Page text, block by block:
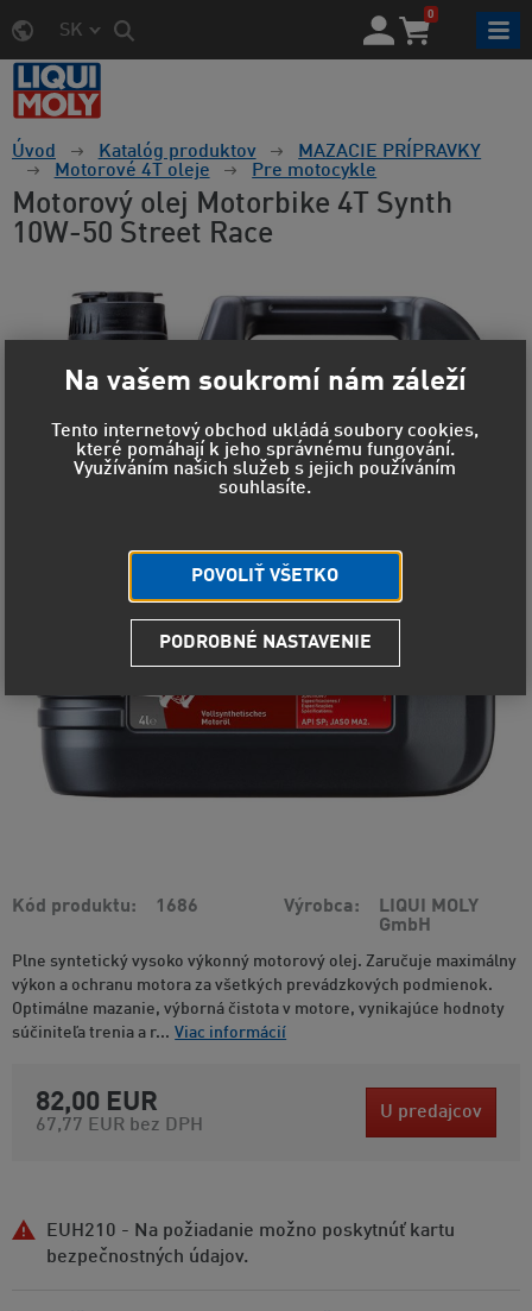
SK
0
Úvod Katalóg produktov
MAZACIE PRÍPRAVKY
Motorové 4T oleje
Pre motocykle
Motorový olej Motorbike 4T Synth
10W-50 Street Race
Kód produktu 1686 Výrobca
LIQUI MOLY
GmbH
Plne syntetický vysoko výkonný motorový olej. Zaručuje maximálny
výkon a ochranu motora za všetkých prevádzkových podmienok.
Optimálne mazanie, výborná čistota v motore, vynikajúce hodnoty
súčiniteľa trenia a r... Viac informácií
82,00 EUR
67,77 EUR bez DPH
U predajcov
EUH210 - Na požiadanie možno poskytnúť kartu
bezpečnostných údajov.
Na vašem soukromí nám záleží
Tento internetový obchod ukládá soubory cookies,
které pomáhají k jeho správnému fungování.
Využíváním našich služeb s jejich používáním
souhlasíte.
POVOLIŤ VŠETKO
PODROBNÉ NASTAVENIE